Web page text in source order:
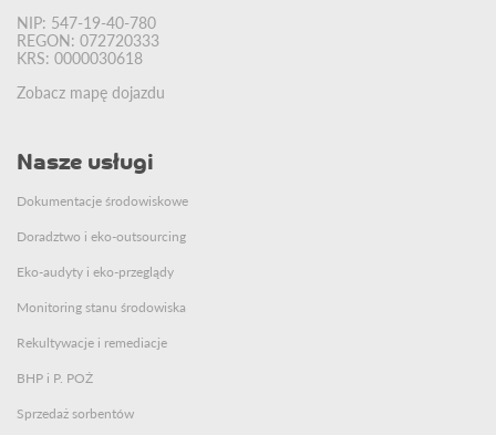
NIP: 547-19-40-780
REGON: 072720333
KRS: 0000030618
Zobacz mapę dojazdu
Nasze usługi
Dokumentacje środowiskowe
Doradztwo i eko-outsourcing
Eko-audyty i eko-przeglądy
Monitoring stanu środowiska
Rekultywacje i remediacje
BHP i P. POŻ
Sprzedaż sorbentów